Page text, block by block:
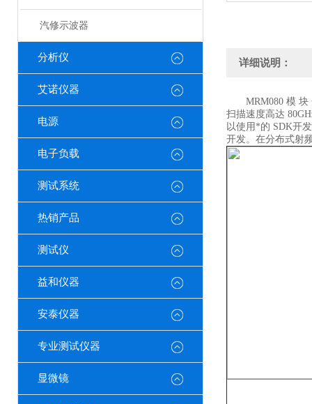
汽修示波器
分析仪
艾诺仪器
电源
电子负载
测试系统
热销产品
测试仪
益和仪器
安泰仪器
专业测试仪器
显微镜
详细说明：
MRM080 模 块
扫描速度高达
以使用*的 SDK开
开发。在分布式射